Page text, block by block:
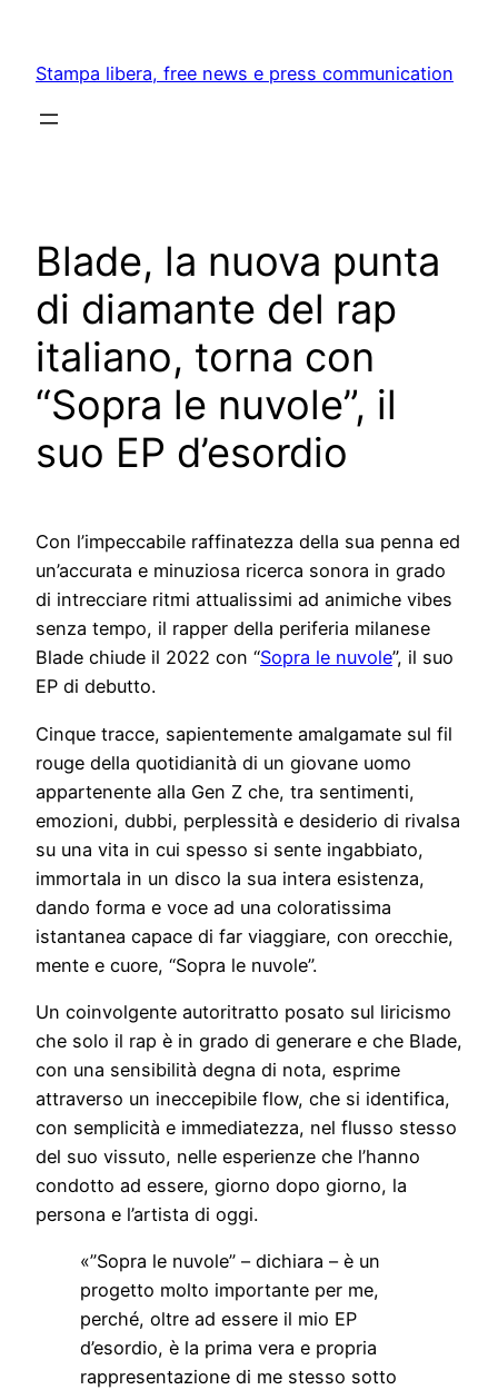
content
Stampa libera, free news e press communication
Blade, la nuova punta
di diamante del rap
italiano, torna con
“Sopra le nuvole”, il
suo EP d’esordio
Con l’impeccabile raffinatezza della sua penna ed
un’accurata e minuziosa ricerca sonora in grado
di intrecciare ritmi attualissimi ad animiche vibes
senza tempo, il rapper della periferia milanese
Blade chiude il 2022 con “Sopra le nuvole”, il suo
EP di debutto.
Cinque tracce, sapientemente amalgamate sul fil
rouge della quotidianità di un giovane uomo
appartenente alla Gen Z che, tra sentimenti,
emozioni, dubbi, perplessità e desiderio di rivalsa
su una vita in cui spesso si sente ingabbiato,
immortala in un disco la sua intera esistenza,
dando forma e voce ad una coloratissima
istantanea capace di far viaggiare, con orecchie,
mente e cuore, “Sopra le nuvole”.
Un coinvolgente autoritratto posato sul liricismo
che solo il rap è in grado di generare e che Blade,
con una sensibilità degna di nota, esprime
attraverso un ineccepibile flow, che si identifica,
con semplicità e immediatezza, nel flusso stesso
del suo vissuto, nelle esperienze che l’hanno
condotto ad essere, giorno dopo giorno, la
persona e l’artista di oggi.
«”Sopra le nuvole” – dichiara – è un
progetto molto importante per me,
perché, oltre ad essere il mio EP
d’esordio, è la prima vera e propria
rappresentazione di me stesso sotto